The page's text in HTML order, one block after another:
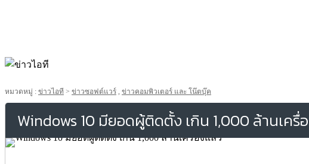
หมวดหมู่ : ข่าวไอที > ข่าวซอฟต์แวร์ , ข่าวคอมพิวเตอร์ และ โน๊ตบุ๊ค
Windows 10 มียอดผู้ติดตั้ง เกิน 1,000 ล้านเครื่